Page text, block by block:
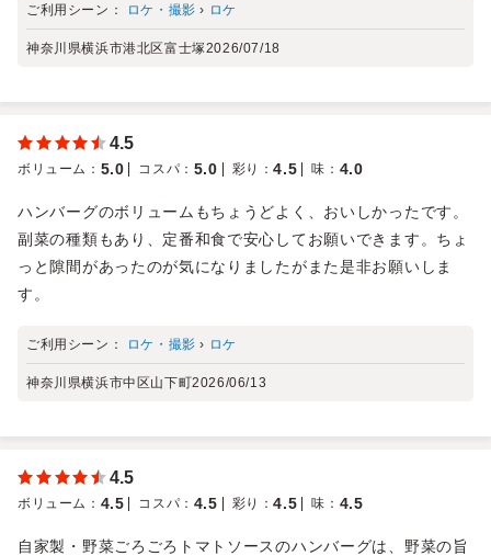
ご利用シーン： ロケ・撮影 › ロケ
神奈川県横浜市港北区富士塚2026/07/18
4.5
ボリューム ： 5.0 コスパ ： 5.0 彩り ：4.5 味 ： 4.0
ハンバーグのボリュームもちょうどよく、おいしかったです。
副菜の種類もあり、定番和食で安心してお願いできます。ちょ
っと隙間があったのが気になりましたがまた是非お願いしま
す。
ご利用シーン： ロケ・撮影 › ロケ
神奈川県横浜市中区山下町2026/06/13
4.5
ボリューム ： 4.5 コスパ ： 4.5 彩り ：4.5 味 ： 4.5
自家製・野菜ごろごろトマトソースのハンバーグは、野菜の旨